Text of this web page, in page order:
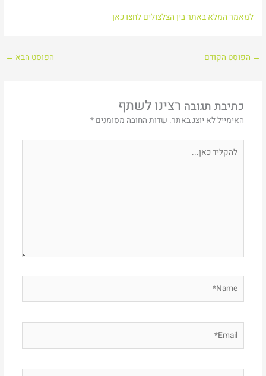
למאמר המלא באתר בין הצלצולים לחצו כאן
→ הפוסט הקודם הפוסט הבא ←
כתיבת תגובה
האימייל לא יוצג באתר. שדות החובה מסומנים *
כאן...